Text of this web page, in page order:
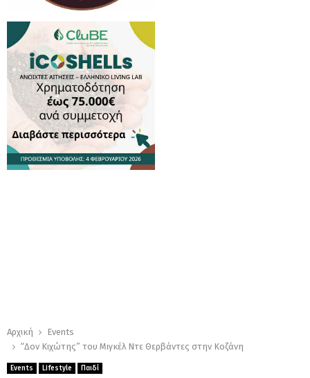
Αρχική
Events
“Δον Κιχώτης” του Μιγκέλ Ντε Θερβάντες στην Κοζάνη
Events Lifestyle Παιδί